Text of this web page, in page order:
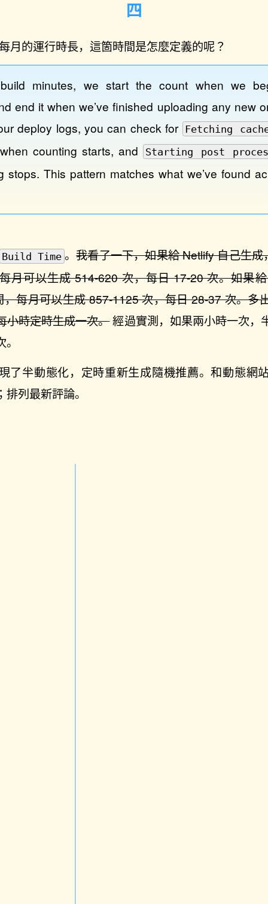
月的運行時長，這箇時間是怎麼定義的呢？
minutes, we start the count when we
end it when we’ve finished uploading any new
deploy logs, you can check for Fetching
counting starts, and Starting post
stops. This pattern matches what we’ve found
Build Time 。我看了一下，如果給 Netlify 自己生
月可以生成 514-620 次，每日 17-20 次。如果
每月可以生成 857-1125 次，每日 28-37 次。多
小時定時生成一次。經過實測，如果兩小時一次，
了半動態化，定時重新生成隨機推薦。和動態網
列最新評論。